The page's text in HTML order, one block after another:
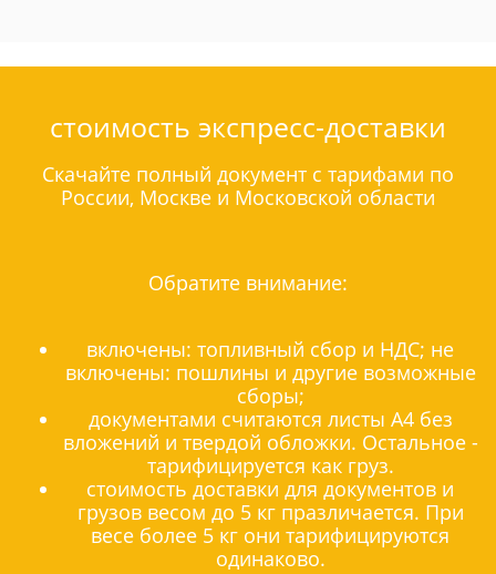
стоимость экспресс-доставки
Скачайте полный документ с тарифами по
России, Москве и Московской области
Обратите внимание:
включены: топливный сбор и НДС; не
включены: пошлины и другие возможные
сборы;
документами считаются листы А4 без
вложений и твердой обложки. Остальное -
тарифицируется как груз.
стоимость доставки для документов и
грузов весом до 5 кг празличается. При
весе более 5 кг они тарифицируются
одинаково.